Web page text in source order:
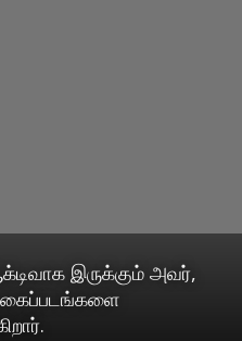
இருக்கும் அவர்,